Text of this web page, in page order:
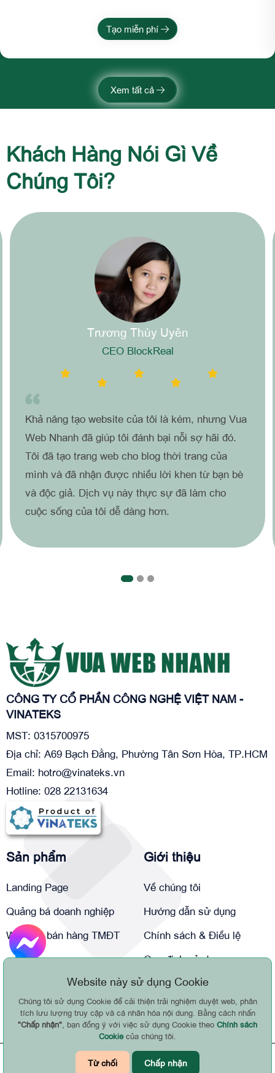
Tạo miễn phí
Xem tất cả
Khách Hàng Nói Gì Về
Chúng Tôi?
Trương Thùy Uyên
CEO BlockReal
Khả năng tạo website của tôi là kém, nhưng Vua
Web Nhanh đã giúp tôi đánh bại nỗi sợ hãi đó.
Tôi đã tạo trang web cho blog thời trang của
mình và đã nhận được nhiều lời khen từ bạn bè
và độc giả. Dịch vụ này thực sự đã làm cho
cuộc sống của tôi dễ dàng hơn.
CÔNG TY CỔ PHẦN CÔNG NGHỆ VIỆT NAM -
VINATEKS
MST: 0315700975
Địa chỉ: A69 Bạch Đằng, Phường Tân Sơn Hòa, TP.HCM
Email: hotro@vinateks.vn
Hotline: 028 22131634
Sản phẩm
Landing Page
Quảng bá doanh nghiệp
Website bán hàng TMĐT
Giới thiệu
Về chúng tôi
Hướng dẫn sử dụng
Chính sách & Điều lệ
Quy định sử dụng
Chính sách bảo mật
Liên hệ
© BẢN QUYỀN THUỘC VỀ VUA WEB NHANH - WEBSITE
Website này sử dụng Cookie
Chúng tôi sử dụng Cookie để cải thiện trải nghiệm duyệt web, phân
tích lưu lượng truy cập và cá nhân hóa nội dung. Bằng cách nhấn
"Chấp nhận" , bạn đồng ý với việc sử dụng Cookie theo Chính sách
Cookiecủa chúng tôi.
Từ chối Chấp nhận